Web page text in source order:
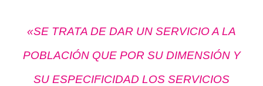
«SE TRATA DE DAR UN SERVICIO A LA
POBLACIÓN QUE POR SU DIMENSIÓN Y
SU ESPECIFICIDAD LOS SERVICIOS